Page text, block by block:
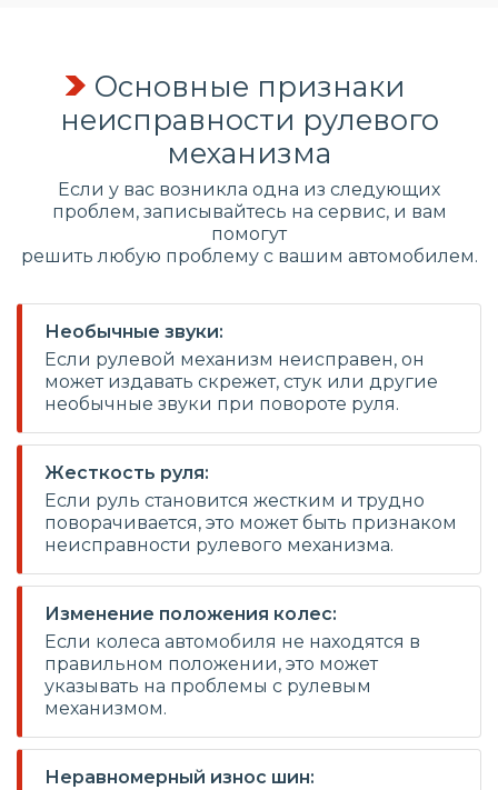
Основные признаки
неисправности рулевого
механизма
Если у вас возникла одна из следующих
проблем, записывайтесь на сервис, и вам
помогут
решить любую проблему с вашим автомобилем.
Необычные звуки:
Если рулевой механизм неисправен, он
может издавать скрежет, стук или другие
необычные звуки при повороте руля.
Жесткость руля:
Если руль становится жестким и трудно
поворачивается, это может быть признаком
неисправности рулевого механизма.
Изменение положения колес:
Если колеса автомобиля не находятся в
правильном положении, это может
указывать на проблемы с рулевым
механизмом.
Неравномерный износ шин: